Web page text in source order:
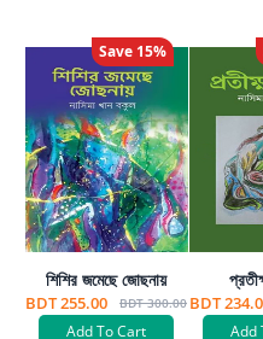
Save 15%
শিশির জমেছে জোছনায়
BDT 255.00 BDT 300.00
Add To Cart
BDT
Add